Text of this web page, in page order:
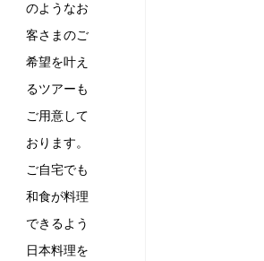
のようなお
客さまのご
希望を叶え
るツアーも
ご用意して
おります。
ご自宅でも
和食が料理
できるよう
日本料理を